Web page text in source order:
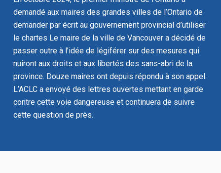
demandé aux maires des grandes villes de l’Ontario de
demander par écrit au gouvernement provincial d’utiliser
le chartes Le maire de la ville de Vancouver a décidé de
passer outre à l’idée de légiférer sur des mesures qui
nuiront aux droits et aux libertés des sans-abri de la
province. Douze maires ont depuis répondu à son appel.
L’ACLC a envoyé des lettres ouvertes mettant en garde
contre cette voie dangereuse et continuera de suivre
cette question de près.